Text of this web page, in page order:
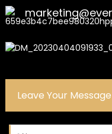
Leave Your Message